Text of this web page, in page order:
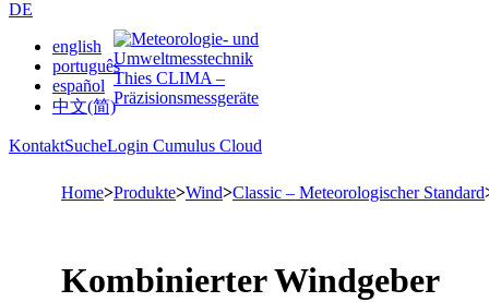
DE
english
português
español
中文(简)
KontaktSucheLogin Cumulus Cloud
Home>Produkte>Wind>Classic – Meteorologischer Standard
Kombinierter Windgeber